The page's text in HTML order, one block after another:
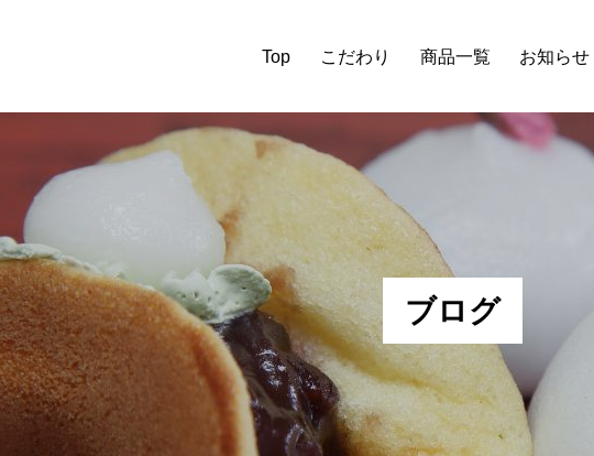
Top こだわり 商品一覧 お知らせ
ブロ グ